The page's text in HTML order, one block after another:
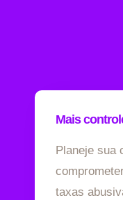
Mais
Planeje sua
taxas